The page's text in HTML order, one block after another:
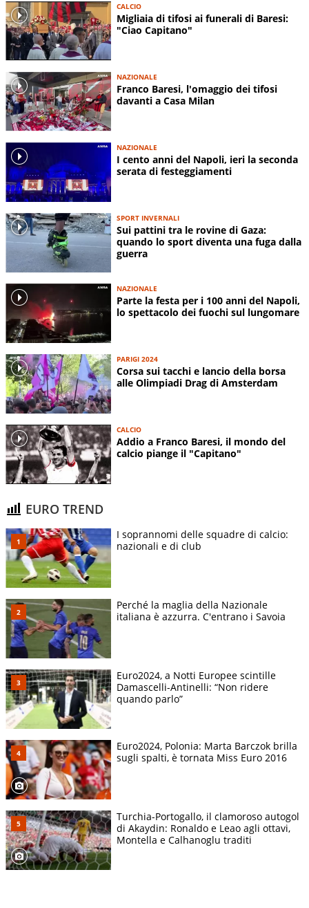
CALCIO
Migliaia di tifosi ai funerali di Baresi:
"Ciao Capitano"
NAZIONALE
Franco Baresi, l'omaggio dei tifosi
davanti a Casa Milan
NAZIONALE
I cento anni del Napoli, ieri la seconda
serata di festeggiamenti
SPORT INVERNALI
Sui pattini tra le rovine di Gaza:
quando lo sport diventa una fuga dalla
guerra
NAZIONALE
Parte la festa per i 100 anni del Napoli,
lo spettacolo dei fuochi sul lungomare
PARIGI 2024
Corsa sui tacchi e lancio della borsa
alle Olimpiadi Drag di Amsterdam
CALCIO
Addio a Franco Baresi, il mondo del
calcio piange il "Capitano"
EURO TREND
I soprannomi delle squadre di calcio:
nazionali e di club
Perché la maglia della Nazionale
italiana è azzurra. C'entrano i Savoia
Euro2024, a Notti Europee scintille
Damascelli-Antinelli: “Non ridere
quando parlo”
Euro2024, Polonia: Marta Barczok brilla
sugli spalti, è tornata Miss Euro 2016
Turchia-Portogallo, il clamoroso autogol
di Akaydin: Ronaldo e Leao agli ottavi,
Montella e Calhanoglu traditi